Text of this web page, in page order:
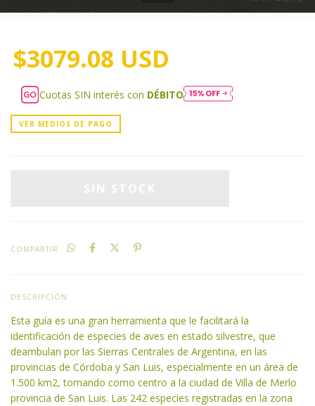
$3079.08 USD
Cuotas SIN interés con DÉBITO
VER MEDIOS DE PAGO
COMPARTIR
DESCRIPCIÓN
Esta guía es una gran herramienta que le facilitará la
identificación de especies de aves en estado silvestre, que
deambulan por las Sierras Centrales de Argentina, en las
provincias de Córdoba y San Luis, especialmente en un área de
1.500 km2, tomando como centro a la ciudad de Villa de Merlo
provincia de San Luis. Las 242 especies registradas en la zona